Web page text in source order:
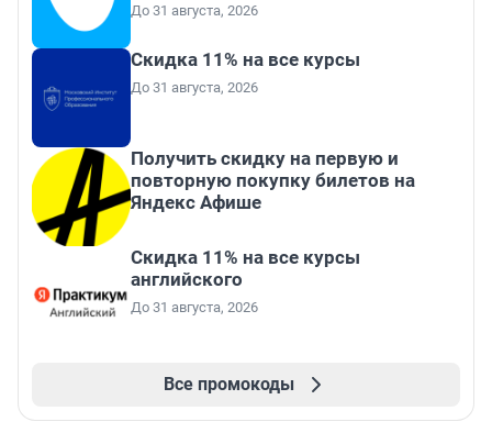
До 31 августа, 2026
Скидка 11% на все курсы
До 31 августа, 2026
Получить скидку на первую и
повторную покупку билетов на
Яндекс Афише
Скидка 11% на все курсы
английского
До 31 августа, 2026
Все промокоды